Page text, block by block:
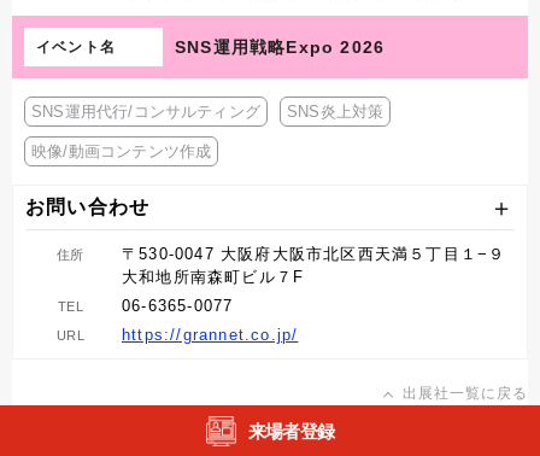
来場者登録
イベント名 SNS運用戦略Expo 2026
SNS運用代行/コンサルティング SNS炎上対策
映像/動画コンテンツ作成
お問い合わせ
住所
〒530-0047 大阪府大阪市北区西天満５丁目１−９
大和地所南森町ビル７F
TEL 06-6365-0077
URL https://grannet.co.jp/
出展社一覧に戻る